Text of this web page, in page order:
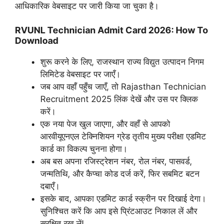
आधिकारिक वेबसाइट पर जारी किया जा चुका है।
RVUNL Technician Admit Card 2026: How To
Download
शुरू करने के लिए, राजस्थान राज्य विद्युत उत्पादन निगम
लिमिटेड वेबसाइट पर जाएँ।
जब आप वहाँ पहुँच जाएँ, तो Rajasthan Technician
Recruitment 2025 लिंक देखें और उस पर क्लिक
करें।
एक नया पेज खुल जाएगा, और वहाँ से आपको
आरवीयूएनएल टेक्निशियन ग्रेड तृतीय मुख्य परीक्षा एडमिट
कार्ड का विकल्प चुनना होगा।
अब बस अपना रजिस्ट्रेशन नंबर, रोल नंबर, पासवर्ड,
जन्मतिथि, और कैप्चा कोड दर्ज करें, फिर सबमिट बटन
दबाएँ।
इसके बाद, आपका एडमिट कार्ड स्क्रीन पर दिखाई देगा।
सुनिश्चित करें कि आप इसे प्रिंटआउट निकाल लें और